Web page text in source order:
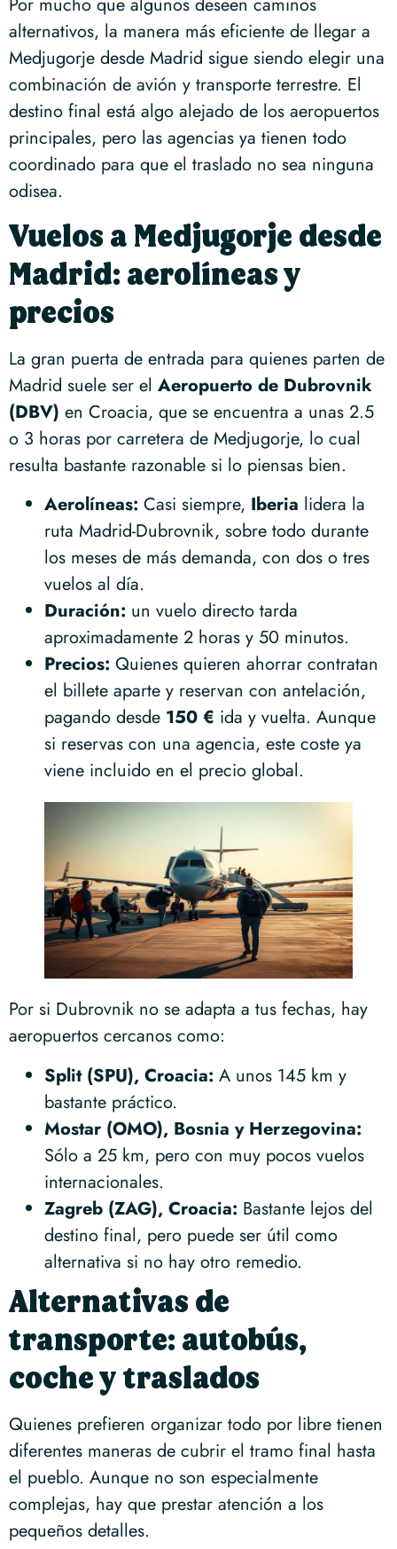
alternativos, la manera más eficiente de llegar a
Medjugorje desde Madrid sigue siendo elegir una
combinación de avión y transporte terrestre. El
destino final está algo alejado de los aeropuertos
principales, pero las agencias ya tienen todo
coordinado para que el traslado no sea ninguna
odisea.
Vuelos a Medjugorje desde
Madrid: aerolíneas y
precios
La gran puerta de entrada para quienes parten de
Madrid suele ser el Aeropuerto de Dubrovnik
(DBV) en Croacia, que se encuentra a unas 2.5
o 3 horas por carretera de Medjugorje, lo cual
resulta bastante razonable si lo piensas bien.
Aerolíneas: Casi siempre, Iberia lidera la
ruta Madrid-Dubrovnik, sobre todo durante
los meses de más demanda, con dos o tres
vuelos al día.
Duración: un vuelo directo tarda
aproximadamente 2 horas y 50 minutos.
Precios: Quienes quieren ahorrar contratan
el billete aparte y reservan con antelación,
pagando desde 150 € ida y vuelta. Aunque
si reservas con una agencia, este coste ya
viene incluido en el precio global.
Por si Dubrovnik no se adapta a tus fechas, hay
aeropuertos cercanos como:
Split (SPU), Croacia: A unos 145 km y
bastante práctico.
Mostar (OMO), Bosnia y Herzegovina:
Sólo a 25 km, pero con muy pocos vuelos
internacionales.
Zagreb (ZAG), Croacia: Bastante lejos del
destino final, pero puede ser útil como
alternativa si no hay otro remedio.
Alternativas de
transporte: autobús,
coche y traslados
Quienes prefieren organizar todo por libre tienen
diferentes maneras de cubrir el tramo final hasta
el pueblo. Aunque no son especialmente
complejas, hay que prestar atención a los
pequeños detalles.